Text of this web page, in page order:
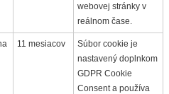
webovej stránky v
reálnom čase.
11 mesiacov
Súbor cookie je
nastavený doplnkom
GDPR Cookie
Consent a používa